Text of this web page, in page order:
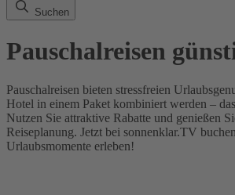
Suchen
Pauschalreisen
Pauschalreisen bieten stressfreien
Hotel in einem Paket kombiniert werden –
Nutzen Sie attraktive Rabatte und genießen
Reiseplanung. Jetzt bei sonnenklar.TV
Urlaubsmomente erleben!